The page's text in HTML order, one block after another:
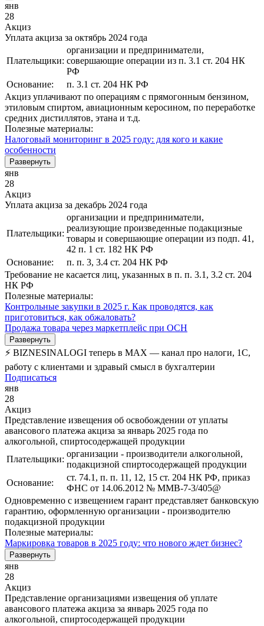
янв
28
Акциз
Уплата акциза за октябрь 2024 года
Плательщики:
организации и предприниматели,
совершающие операции из п. 3.1 ст. 204 НК
РФ
Основание:
п. 3.1 ст. 204 НК РФ
Акциз уплачивают по операциям с прямогонным бензином,
этиловым спиртом, авиационным керосином, по переработке
средних дистиллятов, этана и т.д.
Полезные материалы:
Налоговый мониторинг в 2025 году: для кого и какие
особенности
Развернуть
янв
28
Акциз
Уплата акциза за декабрь 2024 года
Плательщики:
организации и предприниматели,
реализующие произведенные подакцизные
товары и совершающие операции из подп. 41,
42 п. 1 ст. 182 НК РФ
Основание:
п. п. 3, 3.4 ст. 204 НК РФ
Требование не касается лиц, указанных в п. п. 3.1, 3.2 ст. 204
НК РФ
Полезные материалы:
Контрольные закупки в 2025 г. Как проводятся, как
приготовиться, как обжаловать?
Продажа товара через маркетплейс при ОСН
Развернуть
⚡ BIZNESINALOGI теперь в MAX — канал про налоги, 1С,
работу с клиентами и здравый смысл в бухгалтерии
Подписаться
янв
28
Акциз
Представление извещения об освобождении от уплаты
авансового платежа акциза за январь 2025 года по
алкогольной, спиртосодержащей продукции
Плательщики:
организации - производители алкогольной,
подакцизной спиртосодержащей продукции
Основание:
ст. 74.1, п. п. 11, 12, 15 ст. 204 НК РФ, приказ
ФНС от 14.06.2012 № ММВ-7-3/405@
Одновременно с извещением гарант представляет банковскую
гарантию, оформленную организации - производителю
подакцизной продукции
Полезные материалы:
Маркировка товаров в 2025 году: что нового ждет бизнес?
Развернуть
янв
28
Акциз
Представление организациями извещения об уплате
авансового платежа акциза за январь 2025 года по
алкогольной, спиртосодержащей продукции